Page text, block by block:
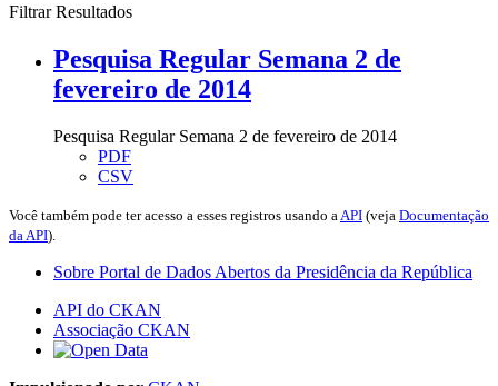
Filtrar Resultados
Pesquisa Regular Semana 2 de
fevereiro de 2014
Pesquisa Regular Semana 2 de fevereiro de 2014
PDF
CSV
Você também pode ter acesso a esses registros usando a API (veja Documentação
da API).
Sobre Portal de Dados Abertos da Presidência da República
API do CKAN
Associação CKAN